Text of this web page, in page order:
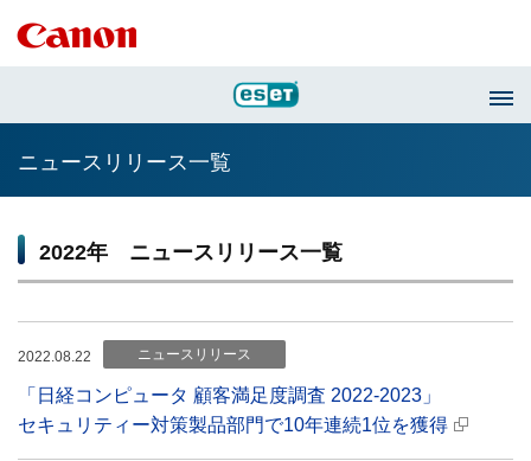
ニュースリリース一覧
2022年 ニュースリリース一覧
2022.08.22 ニュースリリース
「日経コンピュータ 顧客満足度調査 2022-2023」​
セキュリティー対策製品部門で10年連続1位を獲得​